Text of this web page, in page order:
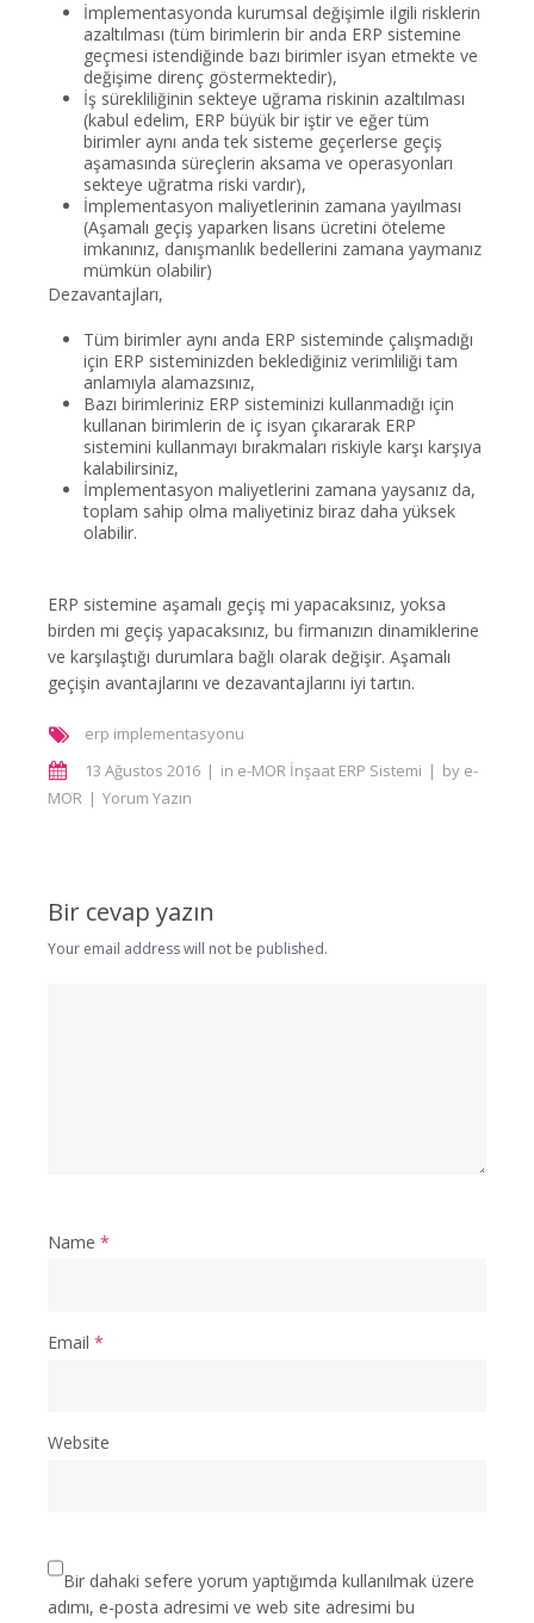
İmplementasyonda kurumsal değişimle ilgili risklerin
azaltılması (tüm birimlerin bir anda ERP sistemine
geçmesi istendiğinde bazı birimler isyan etmekte ve
değişime direnç göstermektedir),
İş sürekliliğinin sekteye uğrama riskinin azaltılması
(kabul edelim, ERP büyük bir iştir ve eğer tüm
birimler aynı anda tek sisteme geçerlerse geçiş
aşamasında süreçlerin aksama ve operasyonları
sekteye uğratma riski vardır),
İmplementasyon maliyetlerinin zamana yayılması
(Aşamalı geçiş yaparken lisans ücretini öteleme
imkanınız, danışmanlık bedellerini zamana yaymanız
mümkün olabilir)
Dezavantajları,
Tüm birimler aynı anda ERP sisteminde çalışmadığı
için ERP sisteminizden beklediğiniz verimliliği tam
anlamıyla alamazsınız,
Bazı birimleriniz ERP sisteminizi kullanmadığı için
kullanan birimlerin de iç isyan çıkararak ERP
sistemini kullanmayı bırakmaları riskiyle karşı karşıya
kalabilirsiniz,
İmplementasyon maliyetlerini zamana yaysanız da,
toplam sahip olma maliyetiniz biraz daha yüksek
olabilir.
ERP sistemine aşamalı geçiş mi yapacaksınız, yoksa
birden mi geçiş yapacaksınız, bu firmanızın dinamiklerine
ve karşılaştığı durumlara bağlı olarak değişir. Aşamalı
geçişin avantajlarını ve dezavantajlarını iyi tartın.
erp implementasyonu
13 Ağustos 2016
in e-MOR İnşaat ERP Sistemi by e-
MOR
Yorum Yazın
Bir cevap yazın
Your email address will not be published.
Name *
Email *
Website
Bir dahaki sefere yorum yaptığımda kullanılmak üzere
adımı, e-posta adresimi ve web site adresimi bu